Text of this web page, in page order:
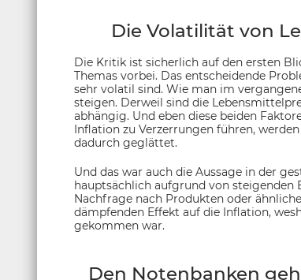
Die Volatilität von
Die Kritik ist sicherlich auf den ersten
Themas vorbei. Das entscheidende
sehr volatil sind. Wie man im
steigen. Derweil sind die
abhängig. Und eben diese beiden
Inflation zu Verzerrungen führen,
dadurch geglättet.
Und das war auch die Aussage in der
hauptsächlich aufgrund von
Nachfrage nach Produkten oder
dämpfenden Effekt auf die Inflation,
gekommen war.
Den Notenbanken